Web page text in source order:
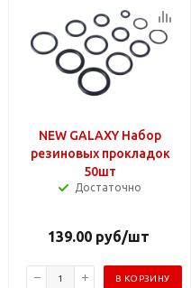
NEW GALAXY Набор
резиновых прокладок
50шт
Достаточно
139.00руб/шт
В КОРЗИНУ